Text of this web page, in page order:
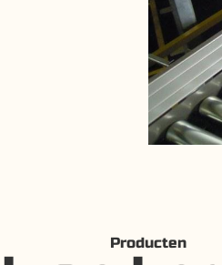
Producten